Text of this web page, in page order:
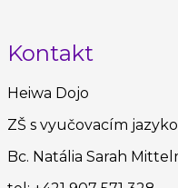
Kontakt
Heiwa Dojo
ZŠ s vyučovacím
Bc. Natália Sarah